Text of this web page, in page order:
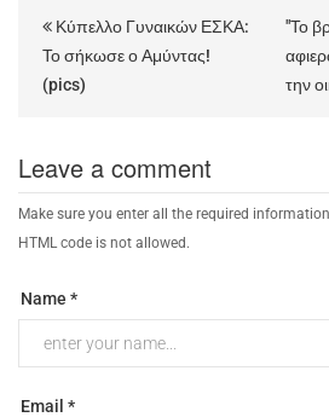
Κύπελλο Γυναικών ΕΣΚΑ:
Το σήκωσε ο Αμύντας!
(pics)
"Το
την
Leave a comment
Make sure you enter all the required
HTML code is not allowed.
Name *
Email *